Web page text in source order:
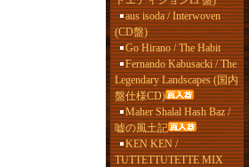
aus isoda / Interwoven
(CD盤)
Go Hirano / The Habit
Fernando Kabusacki / The
Legendary Landscapes (国内
盤仕様CD)
Maher Shalal Hash Baz /
嘘の風土記
KEN KEN /
TUTTETTUTETTE MIX